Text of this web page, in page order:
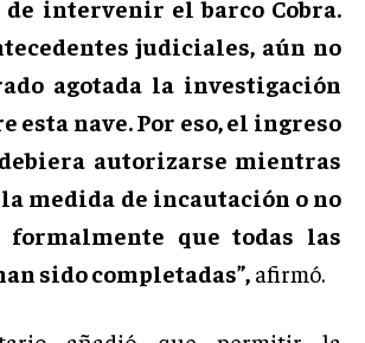
intervenir el barco Cobra.
judiciales, aún no
agotada la investigación
esta nave. Por eso, el ingreso
autorizarse mientras
medida de incautación o no
formalmente que todas las
sido completadas”, afirmó.